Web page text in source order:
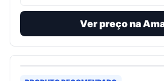
Ver preço na